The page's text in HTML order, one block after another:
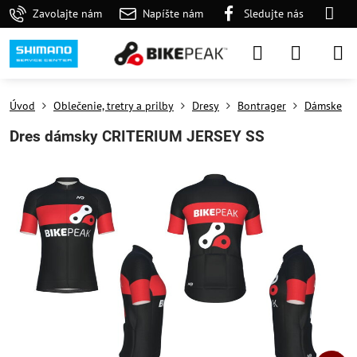
Zavolajte nám Napíšte nám Sledujte nás
Úvod Oblečenie, tretry a prilby Dresy Bontrager Dámske
Dres dámsky CRITERIUM JERSEY SS